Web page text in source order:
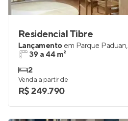
Residencial Tibre
Lançamento em Parque Paduan,
39 a 44 m²
2
Venda a partir de
R$ 249.790